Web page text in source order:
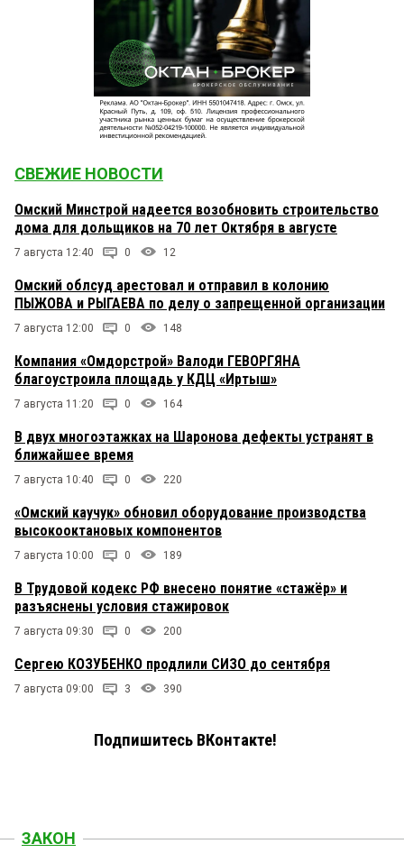
СВЕЖИЕ НОВОСТИ
Омский Минстрой надеется возобновить строительство
дома для дольщиков на 70 лет Октября в августе
7 августа 12:40 0 12
Омский облсуд арестовал и отправил в колонию
ПЫЖОВА и РЫГАЕВА по делу о запрещенной организации
7 августа 12:00 0 148
Компания «Омдорстрой» Валоди ГЕВОРГЯНА
благоустроила площадь у КДЦ «Иртыш»
7 августа 11:20 0 164
В двух многоэтажках на Шаронова дефекты устранят в
ближайшее время
7 августа 10:40 0 220
«Омский каучук» обновил оборудование производства
высокооктановых компонентов
7 августа 10:00 0 189
В Трудовой кодекс РФ внесено понятие «стажёр» и
разъяснены условия стажировок
7 августа 09:30 0 200
Сергею КОЗУБЕНКО продлили СИЗО до сентября
7 августа 09:00 3 390
Подпишитесь ВКонтакте!
ЗАКОН